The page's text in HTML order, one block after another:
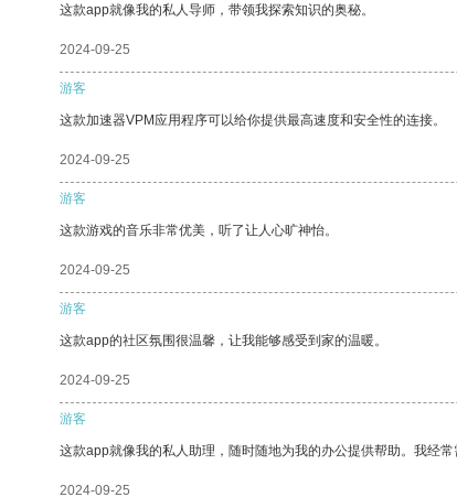
这款app就像我的私人导师，带领我探索知识的奥秘。
2024-09-25
游客
这款加速器VPM应用程序可以给你提供最高速度和安全性的连接。
2024-09-25
游客
这款游戏的音乐非常优美，听了让人心旷神怡。
2024-09-25
游客
这款app的社区氛围很温馨，让我能够感受到家的温暖。
2024-09-25
游客
这款app就像我的私人助理，随时随地为我的办公提供帮助。我经
2024-09-25